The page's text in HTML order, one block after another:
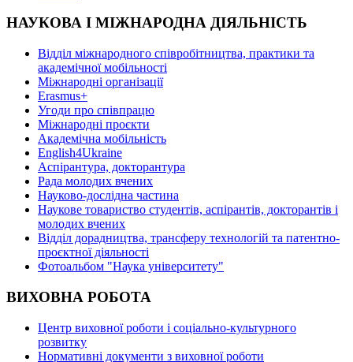
НАУКОВА І МІЖНАРОДНА ДІЯЛЬНІСТЬ
Відділ міжнародного співробітництва, практики та
академічної мобільності
Міжнародні організації
Erasmus+
Угоди про співпрацю
Міжнародні проєкти
Академічна мобільність
English4Ukraine
Аспірантура, докторантура
Рада молодих вчених
Науково-дослідна частина
Наукове товариство студентів, аспірантів, докторантів і
молодих вчених
Відділ дорадництва, трансферу технологій та патентно-
проєктної діяльності
Фотоальбом "Наука університету"
ВИХОВНА РОБОТА
Центр виховної роботи і соціально-культурного
розвитку
Нормативні документи з виховної роботи